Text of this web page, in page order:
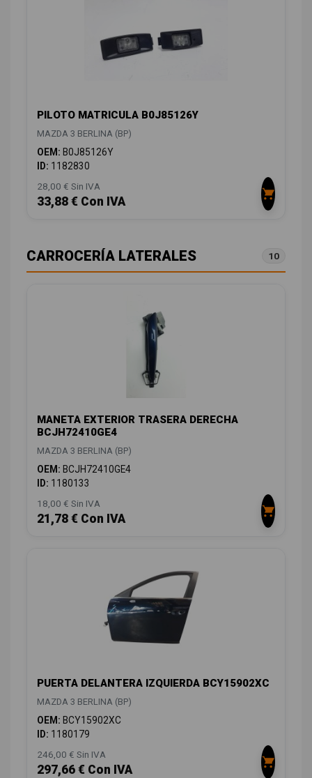
PILOTO MATRICULA B0J85126Y
MAZDA 3 BERLINA (BP)
OEM: B0J85126Y
ID: 1182830
28,00 € Sin IVA
33,88 € Con IVA
CARROCERÍA LATERALES 10
MANETA EXTERIOR TRASERA DERECHA
BCJH72410GE4
MAZDA 3 BERLINA (BP)
OEM: BCJH72410GE4
ID: 1180133
18,00 € Sin IVA
21,78 € Con IVA
PUERTA DELANTERA IZQUIERDA BCY15902XC
MAZDA 3 BERLINA (BP)
OEM: BCY15902XC
ID: 1180179
246,00 € Sin IVA
297,66 € Con IVA